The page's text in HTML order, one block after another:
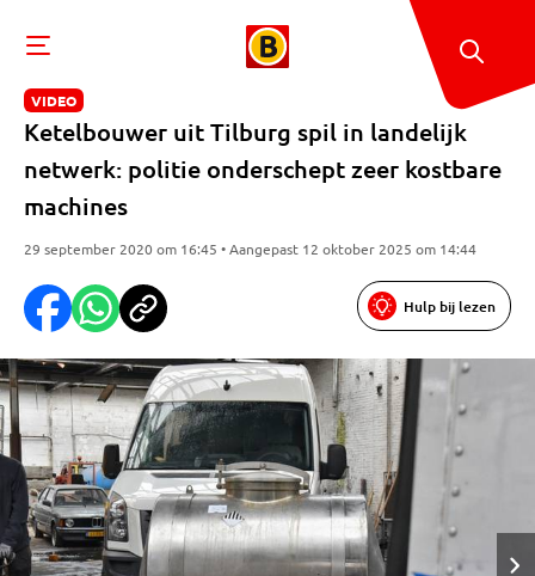
VIDEO
Ketelbouwer uit Tilburg spil in landelijk
netwerk: politie onderschept zeer kostbare
machines
29 september 2020 om 16:45 • Aangepast 12 oktober 2025 om 14:44
Hulp bij lezen